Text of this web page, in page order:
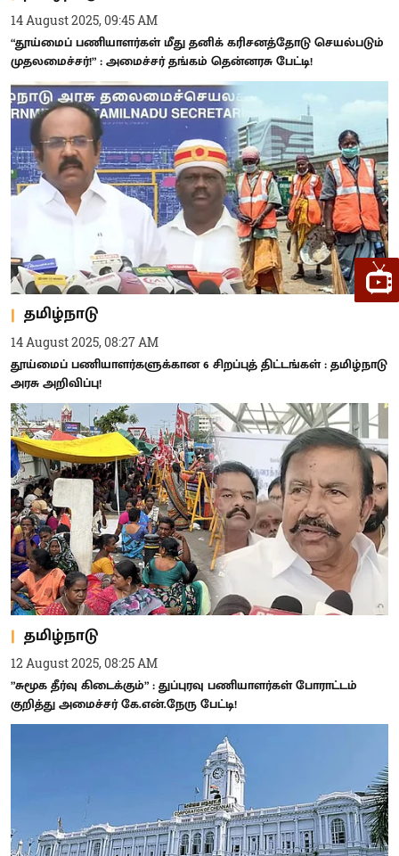
14 August 2025, 09:45 AM
“தூய்மைப் பணியாளர்கள் மீது தனிக் கரிசனத்தோடு செயல்படும்
முதலமைச்சர்!” : அமைச்சர் தங்கம் தென்னரசு பேட்டி!
தமிழ்நாடு
14 August 2025, 08:27 AM
தூய்மைப் பணியாளர்களுக்கான 6 சிறப்புத் திட்டங்கள் : தமிழ்நாடு
அரசு அறிவிப்பு!
தமிழ்நாடு
12 August 2025, 08:25 AM
”சுமூக தீர்வு கிடைக்கும்” : துப்புரவு பணியாளர்கள் போராட்டம்
குறித்து அமைச்சர் கே.என்.நேரு பேட்டி!